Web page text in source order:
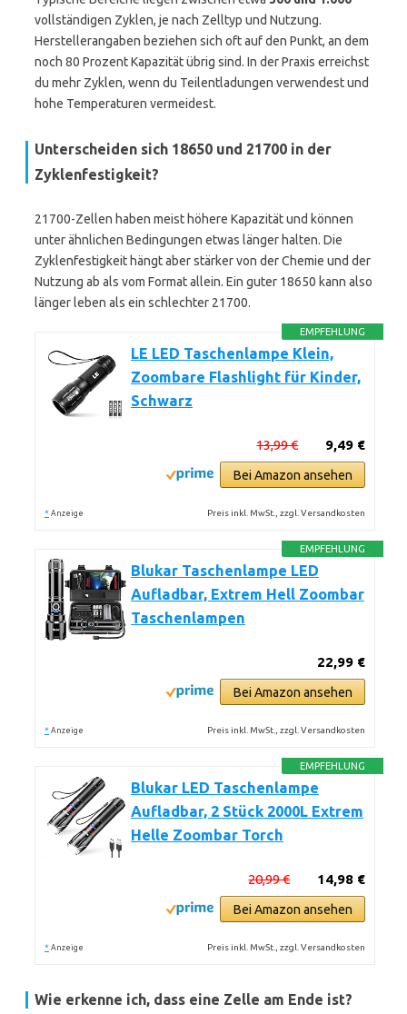
vollständigen Zyklen, je nach Zelltyp und Nutzung.
Herstellerangaben beziehen sich oft auf den Punkt, an dem
noch 80 Prozent Kapazität übrig sind. In der Praxis erreichst
du mehr Zyklen, wenn du Teilentladungen verwendest und
hohe Temperaturen vermeidest.
Unterscheiden sich 18650 und 21700 in der
Zyklenfestigkeit?
21700-Zellen haben meist höhere Kapazität und können
unter ähnlichen Bedingungen etwas länger halten. Die
Zyklenfestigkeit hängt aber stärker von der Chemie und der
Nutzung ab als vom Format allein. Ein guter 18650 kann also
länger leben als ein schlechter 21700.
EMPFEHLUNG
LE LED Taschenlampe Klein,
Zoombare Flashlight für Kinder,
Schwarz
9,49 €
13,99 €
Bei Amazon ansehen
* Anzeige Preis inkl. MwSt., zzgl. Versandkosten
EMPFEHLUNG
Blukar Taschenlampe LED
Aufladbar, Extrem Hell Zoombar
Taschenlampen
22,99 €
Bei Amazon ansehen
* Anzeige Preis inkl. MwSt., zzgl. Versandkosten
EMPFEHLUNG
Blukar LED Taschenlampe
Aufladbar, 2 Stück 2000L Extrem
Helle Zoombar Torch
14,98 €
20,99 €
Bei Amazon ansehen
* Anzeige Preis inkl. MwSt., zzgl. Versandkosten
Wie erkenne ich, dass eine Zelle am Ende ist?